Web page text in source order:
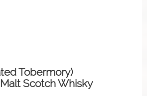
Tobermory)
Scotch Whisky